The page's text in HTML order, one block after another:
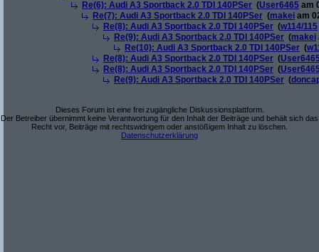
Re(6): Audi A3 Sportback 2.0 TDI 140PSer (User6465 am
Re(7): Audi A3 Sportback 2.0 TDI 140PSer (makei am
Re(8): Audi A3 Sportback 2.0 TDI 140PSer (w114/115
Re(9): Audi A3 Sportback 2.0 TDI 140PSer (makei
Re(10): Audi A3 Sportback 2.0 TDI 140PSer (
Re(8): Audi A3 Sportback 2.0 TDI 140PSer (
Re(8): Audi A3 Sportback 2.0 TDI 140PSer (
Re(9): Audi A3 Sportback 2.0 TDI 140PSer (
Dieses Forum ist eine frei zugängliche Diskussionsplattform.
Der Betreiber übernimmt keine Verantwortung für den Inhalt der Beiträge und behält sich das
Recht vor, Beiträge mit rechtswidrigem oder anstößigem Inhalt zu löschen.
Datenschutzerklärung